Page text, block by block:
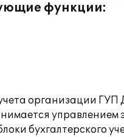
функции:
учета организации
бухгалтерского